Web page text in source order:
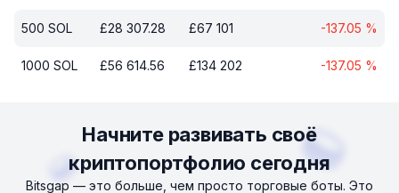
500 SOL £28 307.28 £67 101 -137.05 %
1000 SOL £56 614.56 £134 202 -137.05 %
Начните развивать своё
криптопортфолио сегодня
Bitsgap — это больше, чем просто торговые боты. Это